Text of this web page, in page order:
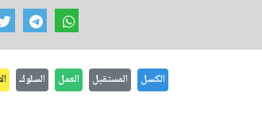
الكسل المستقبل العمل السلوك